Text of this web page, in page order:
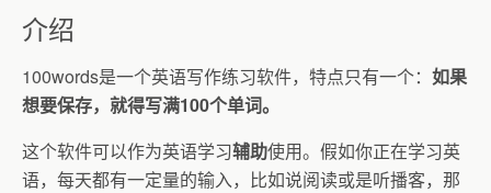
介绍
100words是一个英语写作练习软件，特点只有一个： 如果
想要保存，就得写满100个单词。
这个软件可以作为英语学习辅助使用。假如你正在学习英
语，每天都有一定量的输入，比如说阅读或是听播客，那